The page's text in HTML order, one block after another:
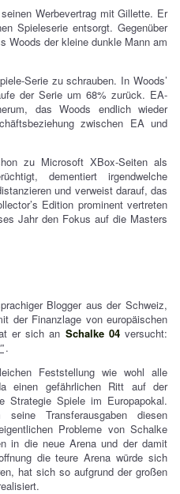
Werbevertrag mit Gillette. Er
Spieleserie entsorgt. Gegenüber
Woods der kleine dunkle Mann am
Serie zu schrauben. In Woods’
der Serie um 68% zurück. EA-
das Woods endlich wieder
zwischen EA und
zu Microsoft XBox-Seiten als
dementiert irgendwelche
und verweist darauf, das
Edition prominent vertreten
Jahr den Fokus auf die Masters
Blogger aus der Schweiz,
der Finanzlage von europäischen
er sich an Schalke 04versucht:
.
Feststellung wie wohl alle
einen gefährlichen Ritt auf der
Strategie Spiele im Europapokal.
Transferausgaben diesen
Probleme von Schalke
in die neue Arena und der damit
die teure Arena würde sich
hat sich so aufgrund der großen